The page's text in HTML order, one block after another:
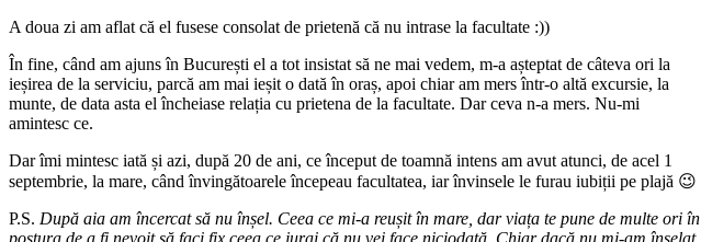
A doua zi am aflat că el fusese consolat de prietenă că nu intrase la facultate :))
În fine, când am ajuns în București el a tot insistat să ne mai vedem, m-a așteptat de câteva ori la
ieșirea de la serviciu, parcă am mai ieșit o dată în oraș, apoi chiar am mers într-o altă excursie, la
munte, de data asta el încheiase relația cu prietena de la facultate. Dar ceva n-a mers. Nu-mi
amintesc ce.
Dar îmi mintesc iată și azi, după 20 de ani, ce început de toamnă intens am avut atunci, de acel 1
septembrie, la mare, când învingătoarele începeau facultatea, iar învinsele le furau iubiții pe plajă 😉
P.S. După aia am încercat să nu înșel. Ceea ce mi-a reușit în mare, dar viața te pune de multe ori în
postura de a fi nevoit să faci fix ceea ce jurai că nu vei face niciodată. Chiar dacă nu mi-am înșelat